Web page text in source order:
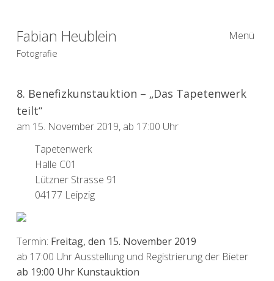
Fabian Heublein
Fotografie
Menü
8. Benefizkunstauktion – „Das Tapetenwerk
teilt“
am 15. November 2019, ab 17:00 Uhr
Tapetenwerk
Halle C01
Lützner Strasse 91
04177 Leipzig
Termin: Freitag, den 15. November 2019
ab 17:00 Uhr Ausstellung und Registrierung der Bieter
ab 19:00 Uhr Kunstauktion